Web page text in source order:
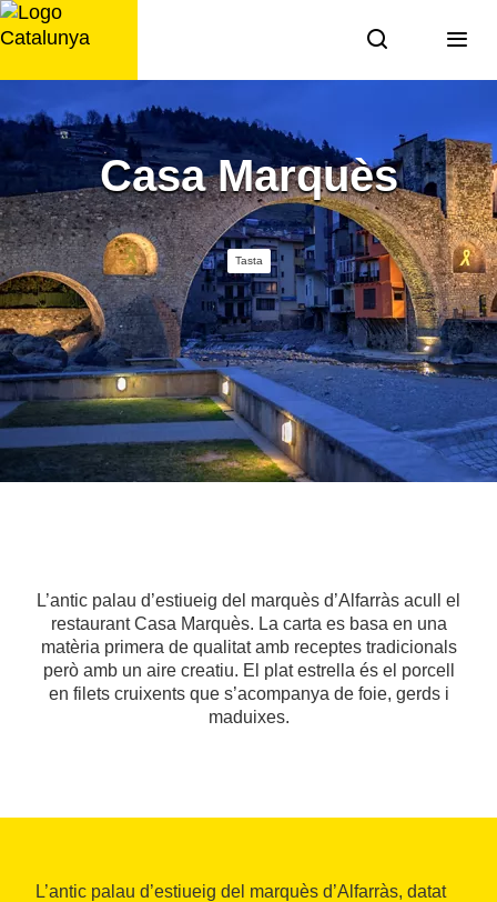
Saltar
al
Casa Marquès
Tasta
L’antic palau d’estiueig del marquès d’Alfarràs acull el
restaurant Casa Marquès. La carta es basa en una
matèria primera de qualitat amb receptes tradicionals
però amb un aire creatiu. El plat estrella és el porcell
en filets cruixents que s’acompanya de foie, gerds i
maduixes.
L’antic palau d’estiueig del marquès d’Alfarràs, datat